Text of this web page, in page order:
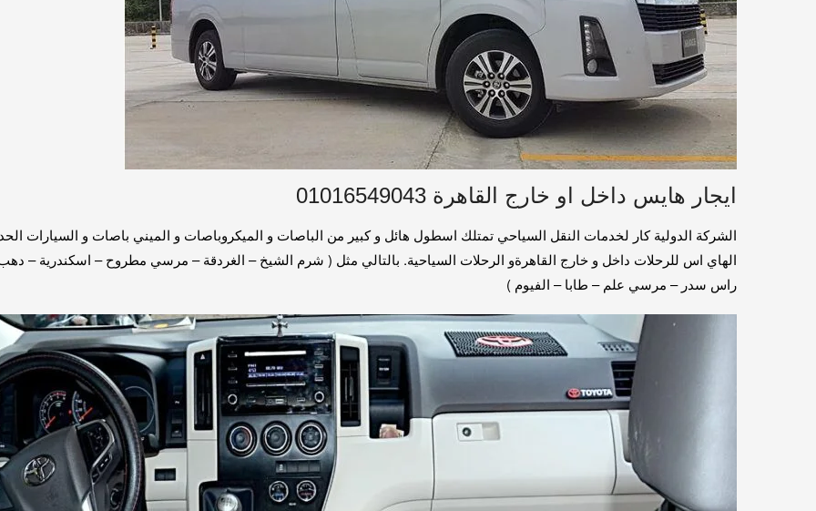
ايجار هايس داخل او خارج القاهرة 01016549043
الشركة الدولية كار لخدمات النقل السياحي تمتلك اسطول هائل و كبير من الباصات و الميكروباصات و الميني باصات و السيارات
الهاي اس للرحلات داخل و خارج القاهرةو الرحلات السياحية. بالتالي مثل ( شرم الشيخ – الغردقة – مرسي مطروح – اسكندرية –
راس سدر – مرسي علم – طابا – الفيوم )